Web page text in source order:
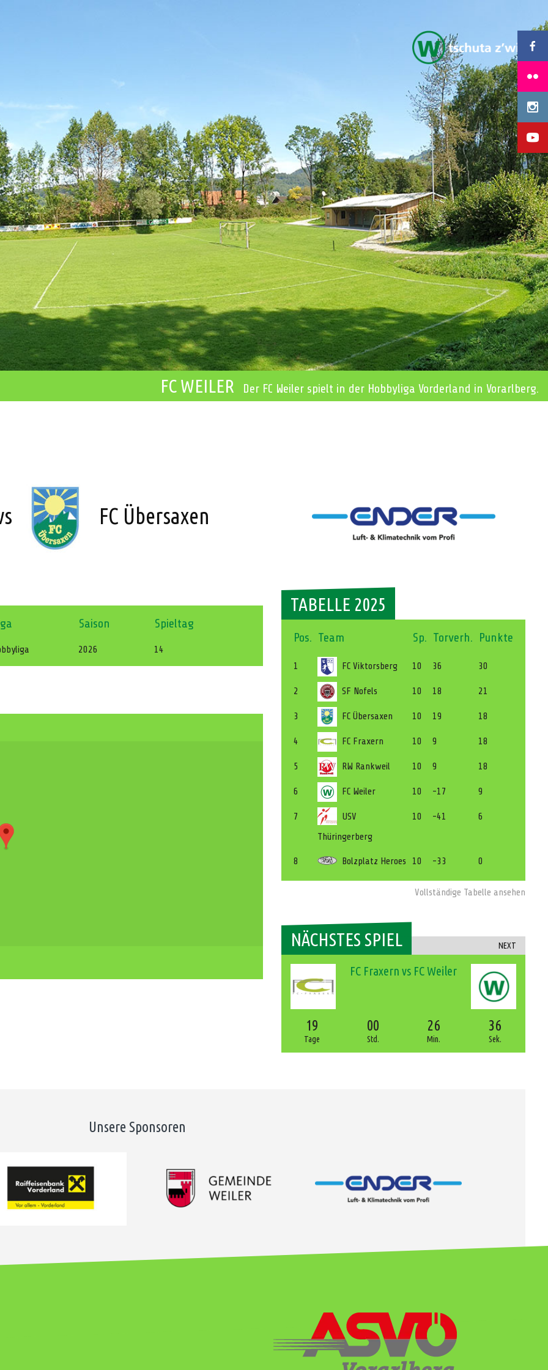
FC WEILER Der FC Weiler spielt in der Hobbyliga Vorderland in Vorarlberg.
FC Übersaxen
Saison Spieltag
2026 14
TABELLE 2025
Pos. Team Sp. Torverh. Punkte
1 FC Viktorsberg 10 36 30
2 SF Nofels 10 18 21
3 FC Übersaxen 10 19 18
4 FC Fraxern 10 9 18
5 RW Rankweil 10 9 18
6 FC Weiler 10 -17 9
7
USV
Thüringerberg
10 -41 6
8 Bolzplatz Heroes 10 -33 0
Vollständige Tabelle ansehen
NEXT
NÄCHSTES SPIEL
FC Fraxern vs FC Weiler
19
Tage
00
Std.
26
Min.
35
Sek.
Unsere Sponsoren